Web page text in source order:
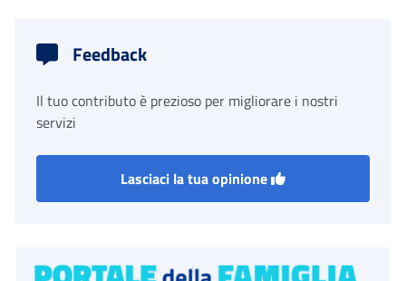
Feedback
Il tuo contributo è prezioso per migliorare i nostri
servizi
Lasciaci la tua opinione